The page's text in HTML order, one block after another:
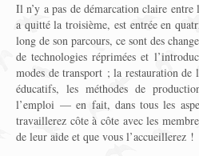
Il n’y a pas de démarcation claire entre
a quitté la troisième, est entrée en
long de son parcours, ce sont des
de technologies réprimées et
modes de transport ; la restauration de
éducatifs, les méthodes de
l’emploi — en fait, dans tous les
travaillerez côte à côte avec les
de leur aide et que vous l’accueillerez !